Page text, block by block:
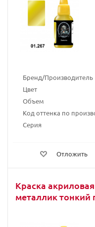
Бренд/Производитель
Цвет
Объем
Код оттенка по
Серия
Отложить
Краска
металлик тонкий